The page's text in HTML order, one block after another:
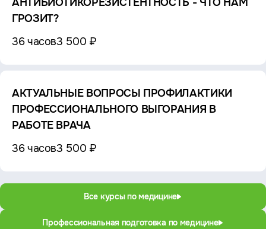
АНТИБИОТИКОРЕЗИСТЕНТНОСТЬ - ЧТО НАМ
ГРОЗИТ?
36 часов3 500 ₽
АКТУАЛЬНЫЕ ВОПРОСЫ ПРОФИЛАКТИКИ
ПРОФЕССИОНАЛЬНОГО ВЫГОРАНИЯ В
РАБОТЕ ВРАЧА
36 часов3 500 ₽
Все курсы по медицине
Профессиональная подготовка по медицине